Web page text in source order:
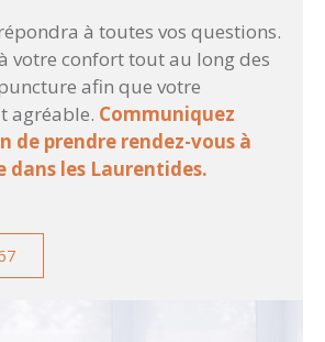
à toutes vos questions.
votre confort tout au long des
afin que votre
agréable. Communiquez
de prendre rendez-vous à
dans les Laurentides.